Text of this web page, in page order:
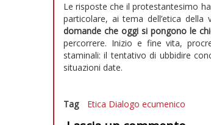
Le risposte che il protestantesimo
particolare, ai tema dell’etica
domande che oggi si pongono le
percorrere. Inizio e fine vita,
staminali: il tentativo di ubbidire
situazioni date.
Tag Etica Dialogo ecumenico